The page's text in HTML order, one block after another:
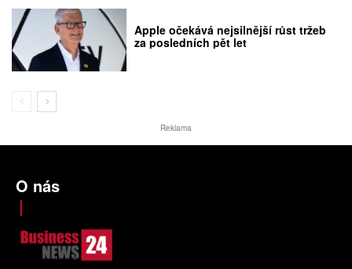
Apple očekává nejsilnější růst tržeb
za posledních pět let
Reklama
O nás